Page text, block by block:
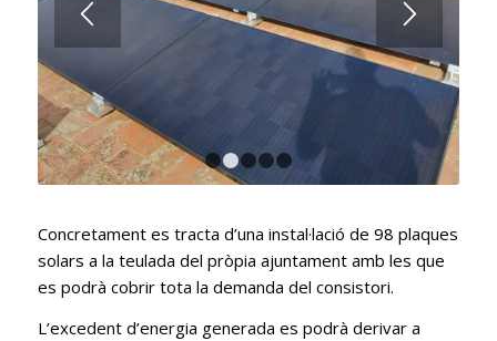
Concretament es tracta d’una instal·lació de 98 plaques
solars a la teulada del pròpia ajuntament amb les que
es podrà cobrir tota la demanda del consistori.
L’excedent d’energia generada es podrà derivar a